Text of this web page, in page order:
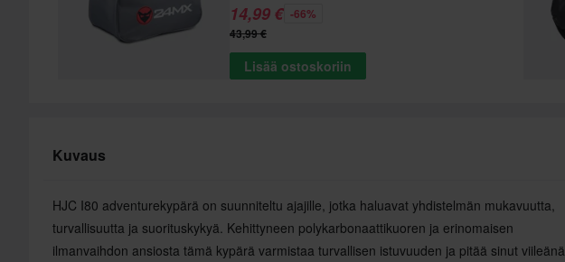
14,99 € -66%
43,99 €
Lisää ostoskoriin
Kuvaus
HJC I80 adventurekypärä on suunniteltu ajajille, jotka haluavat yhdistelmän mukavuutta,
turvallisuutta ja suorituskykyä. Kehittyneen polykarbonaattikuoren ja erinomaisen
ilmanvaihdon ansiosta tämä kypärä varmistaa turvallisen istuvuuden ja pitää sinut viileänä